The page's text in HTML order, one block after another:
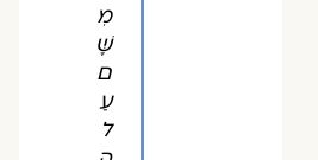
מִ
שָּׁ
ם
עַ
ל